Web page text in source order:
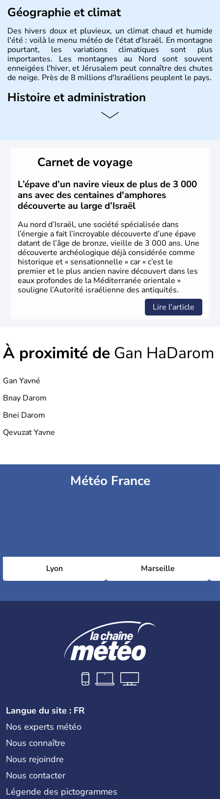
Géographie et climat
Des hivers doux et pluvieux, un climat chaud et humide
l'été : voilà le menu météo de l'état d'Israël. En montagne
pourtant, les variations climatiques sont plus
importantes. Les montagnes au Nord sont souvent
enneigées l'hiver, et Jérusalem peut connaître des chutes
de neige. Près de 8 millions d'Israéliens peuplent le pays.
Histoire et administration
L'Israël est un état de la partie est de la Méditerranée,
vrai essor économique dans le domaine des nouvelles
Carnet de voyage
L’épave d’un navire vieux de plus de 3 000
ans avec des centaines d'amphores
découverte au large d’Israël
Au nord d’Israël, une société spécialisée dans
l’énergie a fait l’incroyable découverte d’une épave
datant de l’âge de bronze, vieille de 3 000 ans. Une
découverte archéologique déjà considérée comme
historique et « sensationnelle » car « c’est le
premier et le plus ancien navire découvert dans les
eaux profondes de la Méditerranée orientale »
souligne l’Autorité israélienne des antiquités.
Lire l'article
À proximité de Gan HaDarom
Gan Yavné
Bnay Darom
Bnei Darom
Qevuzat Yavne
Météo France
Lyon Marseille
Langue du site : FR
Nos experts météo
Nous connaître
Nous rejoindre
Nous contacter
Légende des pictogrammes